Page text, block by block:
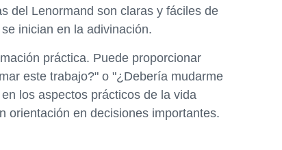
del Lenormand son claras y fáciles de
inician en la adivinación.
práctica. Puede proporcionar
este trabajo?" o "¿Debería mudarme
los aspectos prácticos de la vida
orientación en decisiones importantes.